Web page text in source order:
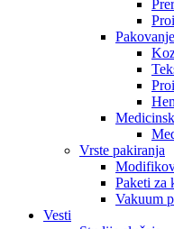
Vrste pakiranja
Paketi za
Vakuum
Vesti